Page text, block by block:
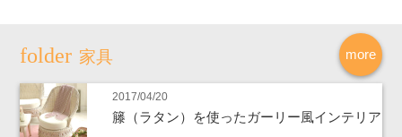
more
家具
2017/04/20
籐（ラタン）を使ったガーリー風インテリア